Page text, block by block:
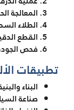
المعالجة
الطلاء
القطع
فحص
تطبيقات
البناء
صناعة